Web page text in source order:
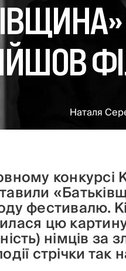
Наталя
конкурсі
фестивалю.
цю картину
німців
стрічки так